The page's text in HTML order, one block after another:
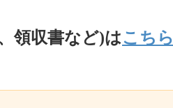
領収書など)はこちら